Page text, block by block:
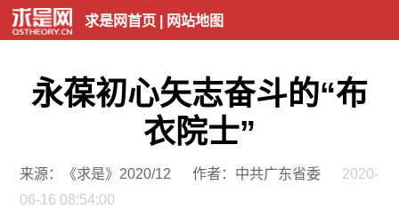
求是网首页| 网站地图
永葆初心矢志奋斗的“布
衣院士”
来源：《求是》2020/12 作者：中共广东省委
2020-
06-16 08:54:00